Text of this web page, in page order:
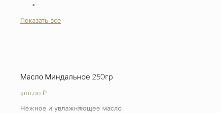
Показать все
Масло Миндальное 250гр
900,00 ₽
Нежное и увлажняющее масло